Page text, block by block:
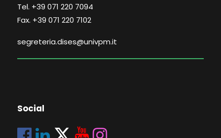
Tel. +39 071 220 7094
Fax. +39 071 220 7102
segreteria.dises@univpm.it
Social